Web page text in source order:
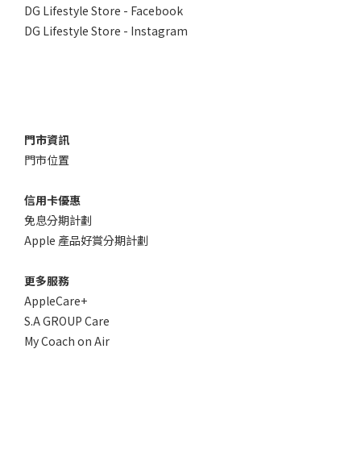
DG Lifestyle Store - Facebook
DG Lifestyle Store - Instagram
門市資訊
門市位置
信用卡優惠
免息分期計劃
Apple 產品好賞分期計劃
更多服務
AppleCare+
S.A GROUP Care
My Coach on Air